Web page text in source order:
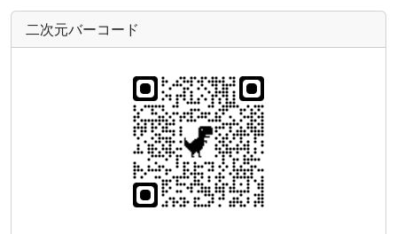
二次元バーコード